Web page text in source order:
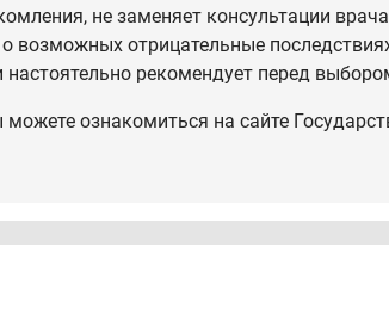
не заменяет консультации
отрицательные
рекомендует перед
ознакомиться на сайте